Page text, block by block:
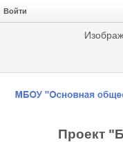
Войти
Проект